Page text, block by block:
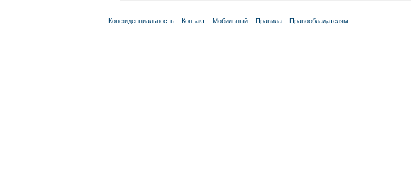
Конфиденциальность Контакт Мобильный Правила Правообладателям